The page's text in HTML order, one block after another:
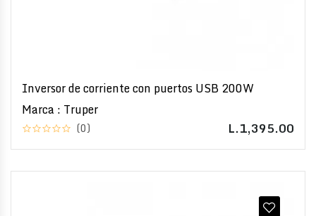
Inversor de corriente con puertos USB 200W
Marca : Truper
(0) L.1,395.00